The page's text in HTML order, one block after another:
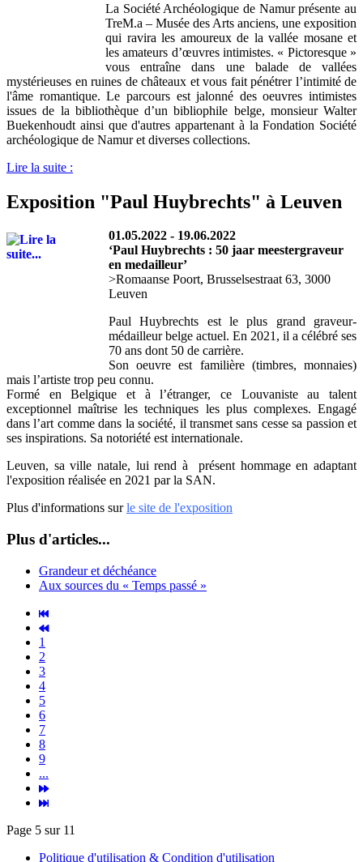
La Société Archéologique de Namur présente au
TreM.a – Musée des Arts anciens, une exposition
qui ravira les amoureux de la vallée mosane et
les amateurs d’œuvres intimistes. « Pictoresque »
vous entraîne dans une balade de vallées
mystérieuses en ruines de châteaux et vous fait pénétrer l’intimité de
l'âme romantique. Le parcours est jalonné des oeuvres intimistes
issues de la bibliothèque d’un bibliophile belge, monsieur Walter
Buekenhoudt ainsi que d'autres appartenant à la Fondation Société
archéologique de Namur et diverses collections.
Lire la suite :
Exposition "Paul Huybrechts" à Leuven
01.05.2022 - 19.06.2022
‘Paul Huybrechts : 50 jaar meestergraveur
en medailleur’
>Romaanse Poort, Brusselsestraat 63, 3000
Leuven
Paul Huybrechts est le plus grand graveur-
médailleur belge actuel. En 2021, il a célébré ses
70 ans dont 50 de carrière.
Son oeuvre est familière (timbres, monnaies)
mais l’artiste trop peu connu.
Formé en Belgique et à l’étranger, ce Louvaniste au talent
exceptionnel maîtrise les techniques les plus complexes. Engagé
dans l’art comme dans la société, il transmet sans cesse sa passion et
ses inspirations. Sa notoriété est internationale.
Leuven, sa ville natale, lui rend à présent hommage en adaptant
l'exposition réalisée en 2021 par la SAN.
Plus d'informations surle site de l'exposition
Plus d'articles...
Grandeur et déchéance
Aux sources du « Temps passé »
1
2
3
4
5
6
7
8
9
...
Page 5 sur 11
Politique d'utilisation & Condition d'utilisation